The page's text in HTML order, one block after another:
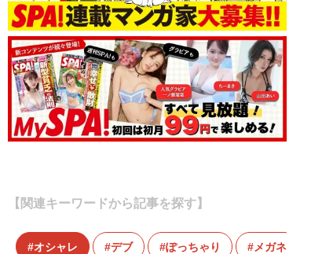
【関連キーワードから記事を探す】
オシャレ デブ ぽっちゃり メガネ